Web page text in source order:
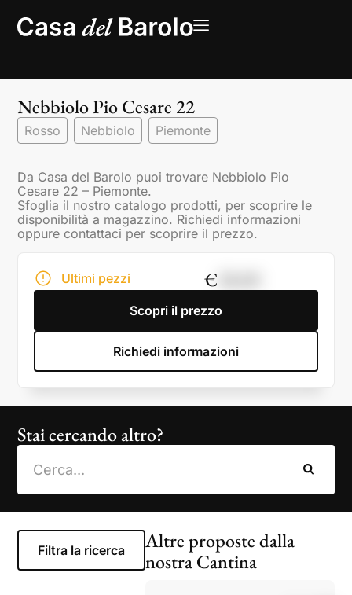
Nebbiolo Pio Cesare 22
Rosso Nebbiolo Piemonte
Da Casa del Barolo puoi trovare Nebbiolo Pio
Cesare 22 – Piemonte.
Sfoglia il nostro catalogo prodotti, per scoprire le
disponibilità a magazzino. Richiedi informazioni
oppure contattaci per scoprire il prezzo.
Ultimi pezzi €
Scopri il prezzo
Richiedi informazioni
Stai cercando altro?
Filtra la ricerca
Altre proposte dalla
nostra Cantina